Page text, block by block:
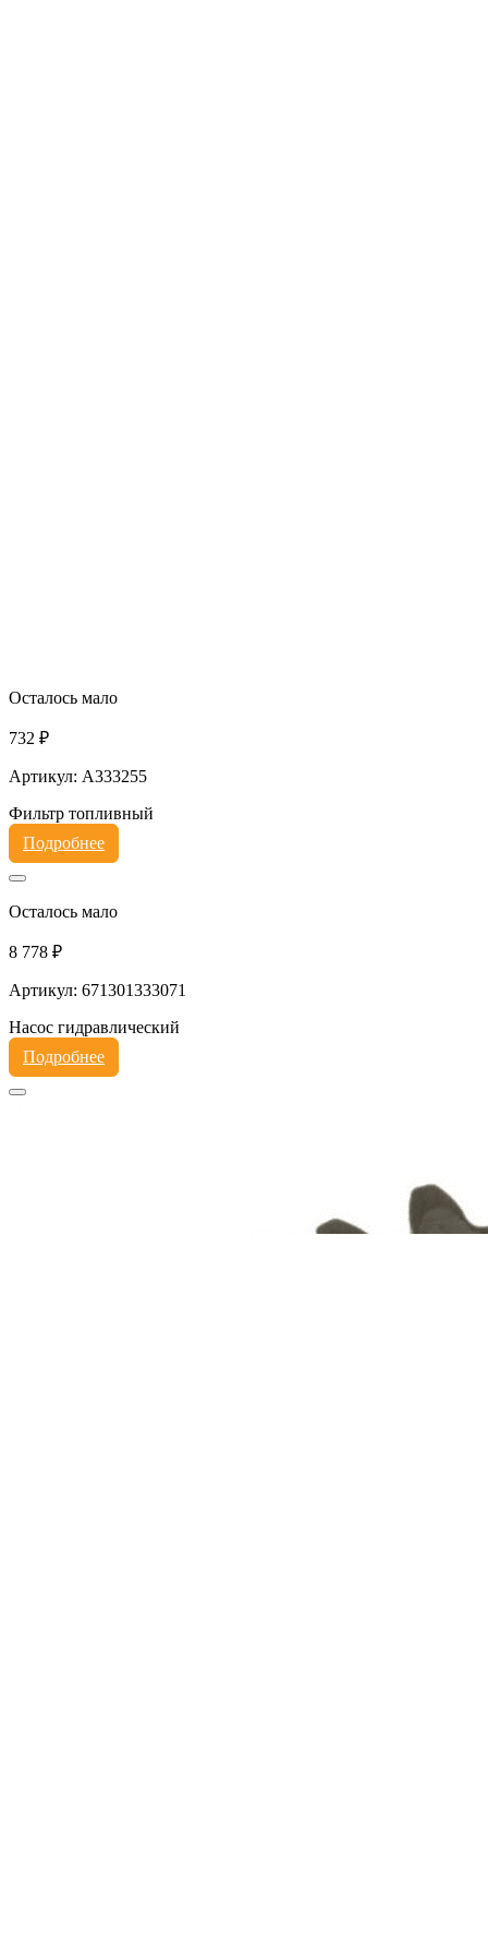
Осталось мало
732 ₽
Артикул: A333255
Фильтр топливный
Подробнее
Осталось мало
8 778 ₽
Артикул: 671301333071
Насос гидравлический
Подробнее